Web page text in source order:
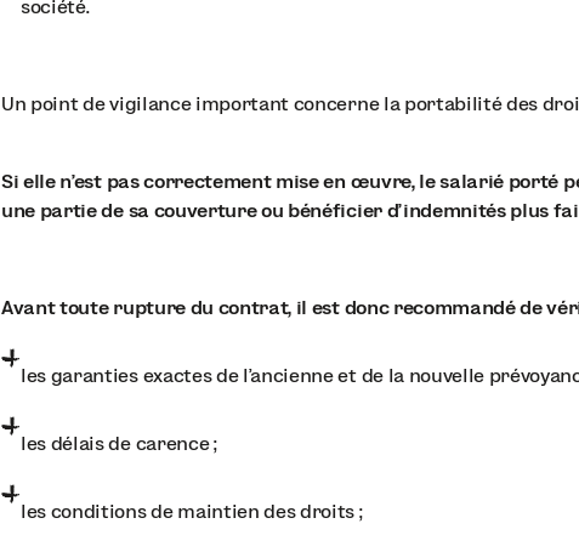
société.
Un point de vigilance important concerne la portabilité des
Si elle n’est pas correctement mise en œuvre, le salarié porté
une partie de sa couverture ou bénéficier d’indemnités plus
Avant toute rupture du contrat, il est donc recommandé de
les garanties exactes de l'ancienne et de la nouvelle
les délais de carence ;
les conditions de maintien des droits ;